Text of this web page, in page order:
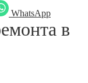
WhatsApp
в